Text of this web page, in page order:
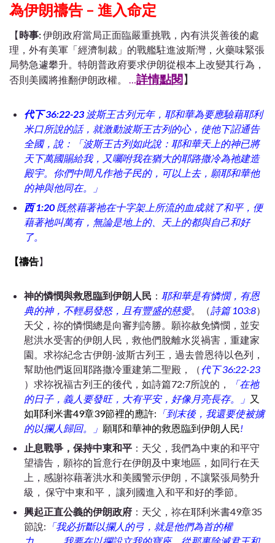
為伊朗禱告 – 進入命定
【時事:伊朗政府當局正面臨嚴重挑戰，內有洪災善後的處
理，外有美軍「經濟制裁」的戰艦駐進波斯灣，火藥味緊張
局勢急遽攀升。特朗普政府要求伊朗從根本上改變其行為，
否則美國將推翻伊朗政權。 …詳情點閱】
代下 36:22-23 波斯王古列元年，耶和華為要應驗藉耶利
米口所說的話，就激動波斯王古列的心，使他下詔通告
全國，說：「波斯王古列如此說：耶和華天上的神已將
天下萬國賜給我，又囑咐我在猶大的耶路撒冷為祂建造
殿宇。你們中間凡作祂子民的，可以上去，願耶和華他
的神與他同在。」
西 1:20 既然藉著祂在十字架上所流的血成就了和平，便
藉著祂叫萬有，無論是地上的、天上的都與自己和好
了。
【禱告】
神的憐憫與救恩臨到伊朗人民 ： 耶和華是有憐憫，有恩
典的神，不輕易發怒，且有豐盛的慈愛。（詩篇 103:8）
天父，祢的憐憫總是向審判誇勝。願祢赦免憐憫，並安
慰洪水受害的伊朗人民，救他們脫離水災禍害，重建家
園。求祢紀念古伊朗-波斯古列王，過去曾恩待以色列，
幫助他們返回耶路撒冷重建第二聖殿，（代下 36:22-23
）求祢祝福古列王的後代，如詩篇72:7所說的，
「在祂
的日子，義人要發旺，大有平安，好像月亮長存。」 又
如耶利米書49章39節裡的應許: 「到末後，我還要使被擄
的以攔人歸回。」 願耶和華神的救恩臨到伊朗人民!
止息戰爭，保持中東和平 ：天父，我們為中東的和平守
望禱告，願祢的旨意行在伊朗及中東地區，如同行在天
上，感謝祢藉著洪水和美國警示伊朗，不讓緊張局勢升
級， 保守中東和平， 讓列國進入和平和好的季節。
興起正直公義的伊朗政府 ：天父，祢在耶利米書49章35
節說: 「我必折斷以攔人的弓，就是他們為首的權